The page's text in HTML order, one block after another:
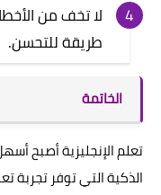
لا تخف من
طريقة للتحسن.
الخاتمة
تعلم الإنجليزية أصبح
الذكية التي توفر تجربة